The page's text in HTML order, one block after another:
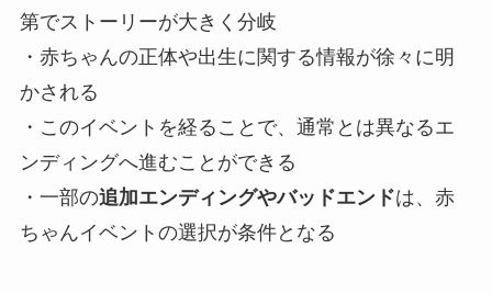
第でストーリーが大きく分岐
・赤ちゃんの正体や出生に関する情報が徐々に明
かされる
・このイベントを経ることで、通常とは異なるエ
ンディングへ進むことができる
・一部の追加エンディングやバッドエンドは、赤
ちゃんイベントの選択が条件となる